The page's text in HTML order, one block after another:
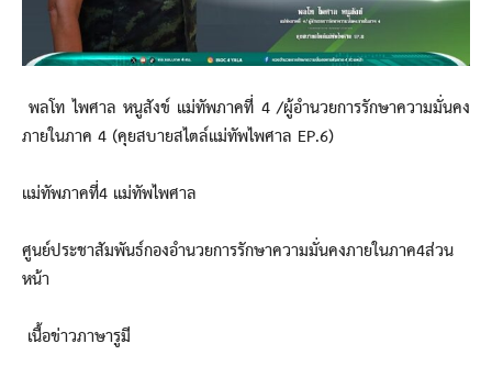
พลโท ไพศาล หนูสังข์ แม่ทัพภาคที่ 4 /ผู้อำนวยการรักษาความมั่นคง
ภายในภาค 4 (คุยสบายสไตล์แม่ทัพไพศาล EP.6)
แม่ทัพภาคที่4 แม่ทัพไพศาล
ศูนย์ประชาสัมพันธ์กองอำนวยการรักษาความมั่นคงภายในภาค4ส่วน
หน้า
เนื้อข่าวภาษารูมี